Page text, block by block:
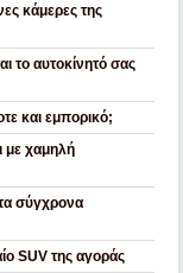
κάμερες της
το αυτοκίνητό σας
και εμπορικό;
με χαμηλή
σύγχρονα
SUV της αγοράς